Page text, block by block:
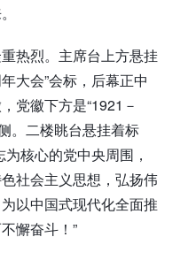
热烈。主席台上方悬挂
大会”会标，后幕正中
党徽下方是“1921－
。二楼眺台悬挂着标
核心的党中央周围，
社会主义思想，弘扬伟
以中国式现代化全面推
懈奋斗！”